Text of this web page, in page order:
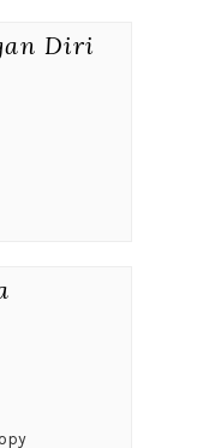
Diri